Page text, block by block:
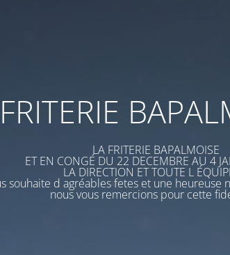
FRITERIE
LA FRITERIE BAPALMOISE
ET EN CONGÉ DU 22 DECEMBRE AU 4
LA DIRECTION ET TOUTE L
souhaite d agréables fetes et une heureuse
nous vous remercions pour cette